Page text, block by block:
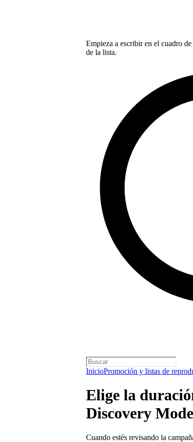
Empieza a escribir en el cuadro
de la lista.
InicioPromoción y listas de
Elige la
Discovery Mode
Cuando estés revisando la